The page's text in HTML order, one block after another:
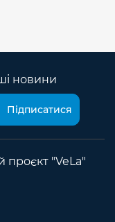
новини
проєкт "VeLa"